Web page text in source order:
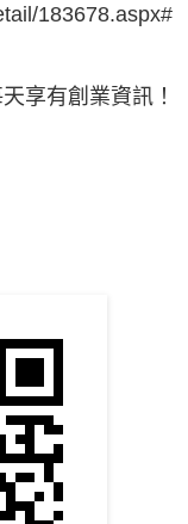
183678.aspx#
享有創業資訊！